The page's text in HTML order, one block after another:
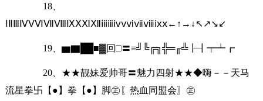
18、
ⅠⅡⅢⅣⅤⅥⅦⅧⅨⅩⅪⅫⅰⅱⅲⅳⅴⅵⅶⅷⅸⅹ←↑→↓↖↗↘↙
19、▆▇██■▓回□〓≡╝╚╔╗╬═╓╩┠┨┯┷┏
20、★★靓妹爱帅哥〓魅力四射★★◆嗨－－天马
流星拳卐【●】拳【●】脚㊣〖热血同盟会〗㊣